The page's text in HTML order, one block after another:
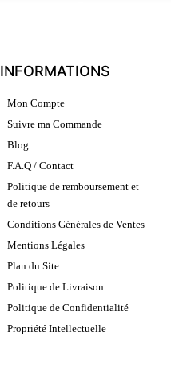
INFORMATIONS
Mon Compte
Suivre ma Commande
Blog
F.A.Q / Contact
Politique de remboursement et
de retours
Conditions Générales de Ventes
Mentions Légales
Plan du Site
Politique de Livraison
Politique de Confidentialité
Propriété Intellectuelle